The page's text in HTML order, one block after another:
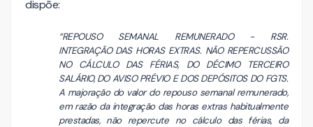
dispõe:
“REPOUSO SEMANAL REMUNERADO - RSR.
INTEGRAÇÃO DAS HORAS EXTRAS. NÃO REPERCUSSÃO
NO CÁLCULO DAS FÉRIAS, DO DÉCIMO TERCEIRO
SALÁRIO, DO AVISO PRÉVIO E DOS DEPÓSITOS DO FGTS.
A majoração do valor do repouso semanal remunerado,
em razão da integração das horas extras habitualmente
prestadas, não repercute no cálculo das férias, da